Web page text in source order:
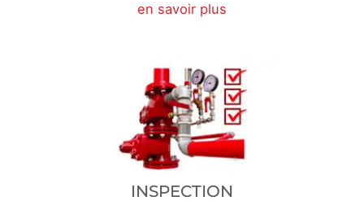
en savoir plus
INSPECTION